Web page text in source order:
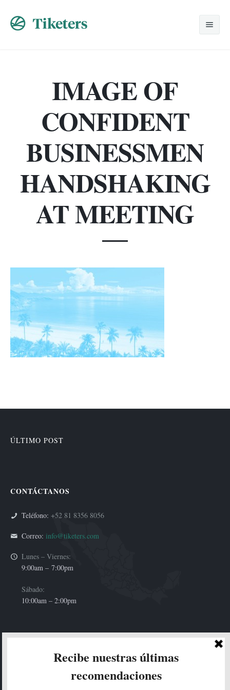
Despedidas
Lunas de Miel
Grupos
Promociones
Solicitud
Contacto
IMAGE OF
CONFIDENT
BUSINESSMEN
HANDSHAKING
AT MEETING
ÚLTIMO POST
CONTÁCTANOS
Teléfono: +52 81 8356 8056
Correo: info@tiketers.com
Lunes – Viernes:
9:00am – 7:00pm
Sábado:
10:00am – 2:00pm
HOLA!